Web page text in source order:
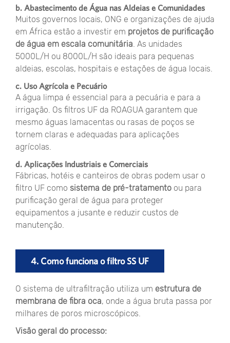
b. Abastecimento de Água nas Aldeias e Comunidades
Muitos governos locais, ONG e organizações de ajuda
em África estão a investir em projetos de purificação
de água em escala comunitária. As unidades
5000L/H ou 8000L/H são ideais para pequenas
aldeias, escolas, hospitais e estações de água locais.
c. Uso Agrícola e Pecuário
A água limpa é essencial para a pecuária e para a
irrigação. Os filtros UF da ROAGUA garantem que
mesmo águas lamacentas ou rasas de poços se
tornem claras e adequadas para aplicações
agrícolas.
d. Aplicações Industriais e Comerciais
Fábricas, hotéis e canteiros de obras podem usar o
filtro UF como sistema de pré-tratamento ou para
purificação geral de água para proteger
equipamentos a jusante e reduzir custos de
manutenção.
4. Como funciona o filtro SS UF
O sistema de ultrafiltração utiliza um estrutura de
membrana de fibra oca, onde a água bruta passa por
milhares de poros microscópicos.
Visão geral do processo: